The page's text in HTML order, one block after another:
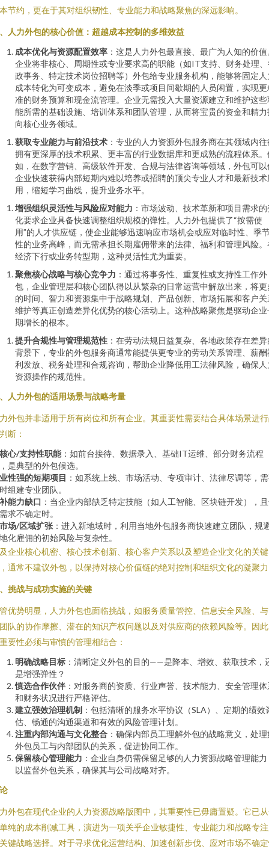
节约，更在于其对组织韧性、专业能力和战略聚焦的深远影响。
人力外包的核心价值：超越成本控制的多维效益
成本优化与资源配置效率 ：这是人力外包最直接、最广为人知的价
企业将非核心、周期性或专业要求高的职能（如IT支持、财务处理
政事务、特定技术岗位招聘等）外包给专业服务机构，能够将固定人
成本转化为可变成本，避免在淡季或项目间歇期的人员闲置，实现更
准的财务预算和现金流管理。企业无需投入大量资源建立和维护这些
能所需的基础设施、培训体系和团队管理，从而将宝贵的资金和精力
向核心业务领域。
获取专业能力与前沿技术 ：专业的人力资源外包服务商在其领域内
拥有更深厚的技术积累、更丰富的行业数据库和更成熟的流程体系。
如，在数字营销、高级软件开发、合规与法律咨询等领域，外包可以
企业快速获得内部短期内难以培养或招聘的顶尖专业人才和最新技术
用，缩短学习曲线，提升业务水平。
增强组织灵活性与风险应对能力 ：市场波动、技术革新和项目需求
化要求企业具备快速调整组织规模的弹性。人力外包提供了“按需使
用”的人才供应链，使企业能够迅速响应市场机会或应对临时性、季
性的业务高峰，而无需承担长期雇佣带来的法律、福利和管理风险。
经济下行或业务转型期，这种灵活性尤为重要。
聚焦核心战略与核心竞争力 ：通过将事务性、重复性或支持性工作外
包，企业管理层和核心团队得以从繁杂的日常运营中解放出来，将更
的时间、智力和资源集中于战略规划、产品创新、市场拓展和客户关
维护等真正创造差异化优势的核心活动上。这种战略聚焦是驱动企业
期增长的根本。
提升合规性与管理规范性 ：在劳动法规日益复杂、各地政策存在差
背景下，专业的外包服务商通常能提供更专业的劳动关系管理、薪酬
利发放、税务处理和合规咨询，帮助企业降低用工法律风险，确保人
资源操作的规范性。
人力外包的适用场景与战略考量
外包并非适用于所有岗位和所有企业。其重要性需要结合具体场景进
断：
心/支持性职能：如前台接待、数据录入、基础IT运维、部分财务流程
是典型的外包候选。
性强的短期项目 ：如系统上线、市场活动、专项审计、法律尽调等，
组建专业团队。
能力缺口 ：当企业内部缺乏特定技能（如人工智能、区块链开发），
求不确定时。
场/区域扩张 ：进入新地域时，利用当地外包服务商快速建立团队，规
化雇佣的初始风险与复杂性。
企业核心机密、核心技术创新、核心客户关系以及塑造企业文化的关
通常不建议外包，以保持对核心价值链的绝对控制和组织文化的凝聚
挑战与成功实施的关键
优势明显，人力外包也面临挑战，如服务质量管控、信息安全风险、
队的协作摩擦、潜在的知识产权问题以及对供应商的依赖风险等。因
要性必须与审慎的管理相结合：
明确战略目标 ：清晰定义外包的目的——是降本、增效、获取技术，
是增强弹性？
慎选合作伙伴 ：对服务商的资质、行业声誉、技术能力、安全管理体
和财务状况进行严格评估。
建立强效治理机制 ：包括清晰的服务水平协议（SLA）、定期的绩效
估、畅通的沟通渠道和有效的风险管理计划。
注重内部沟通与文化整合 ：确保内部员工理解外包的战略意义，处
外包员工与内部团队的关系，促进协同工作。
保留核心管理能力 ：企业自身仍需保留足够的人力资源战略管理能
以监督外包关系，确保其与公司战略对齐。
外包在现代企业的人力资源战略版图中，其重要性已毋庸置疑。它已
纯的成本削减工具，演进为一项关乎企业敏捷性、专业能力和战略专
键战略选择。对于寻求优化运营结构、加速创新步伐、应对市场不确